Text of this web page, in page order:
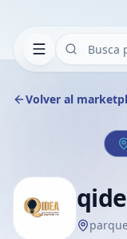
Volver al